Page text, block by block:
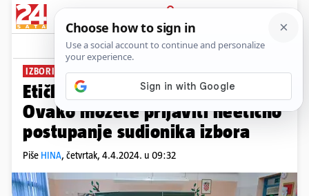
PRIJAVA
News Komentari
IZBORI 2024.
Etičko povjerenstvo dalo upute:
Ovako možete prijaviti neetično
postupanje sudionika izbora
Piše HINA, četvrtak, 4.4.2024. u 09:32